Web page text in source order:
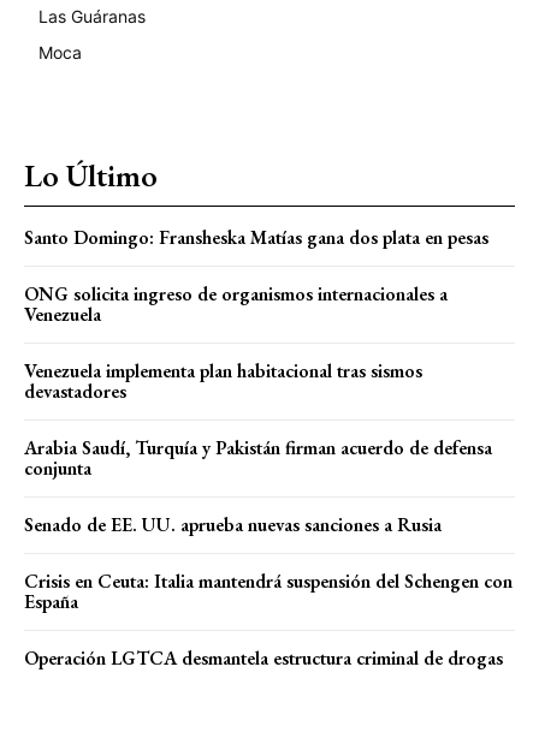
Las Guáranas
Moca
Lo Último
Santo Domingo: Fransheska Matías gana dos plata en pesas
ONG solicita ingreso de organismos internacionales a
Venezuela
Venezuela implementa plan habitacional tras sismos
devastadores
Arabia Saudí, Turquía y Pakistán firman acuerdo de defensa
conjunta
Senado de EE. UU. aprueba nuevas sanciones a Rusia
Crisis en Ceuta: Italia mantendrá suspensión del Schengen con
España
Operación LGTCA desmantela estructura criminal de drogas